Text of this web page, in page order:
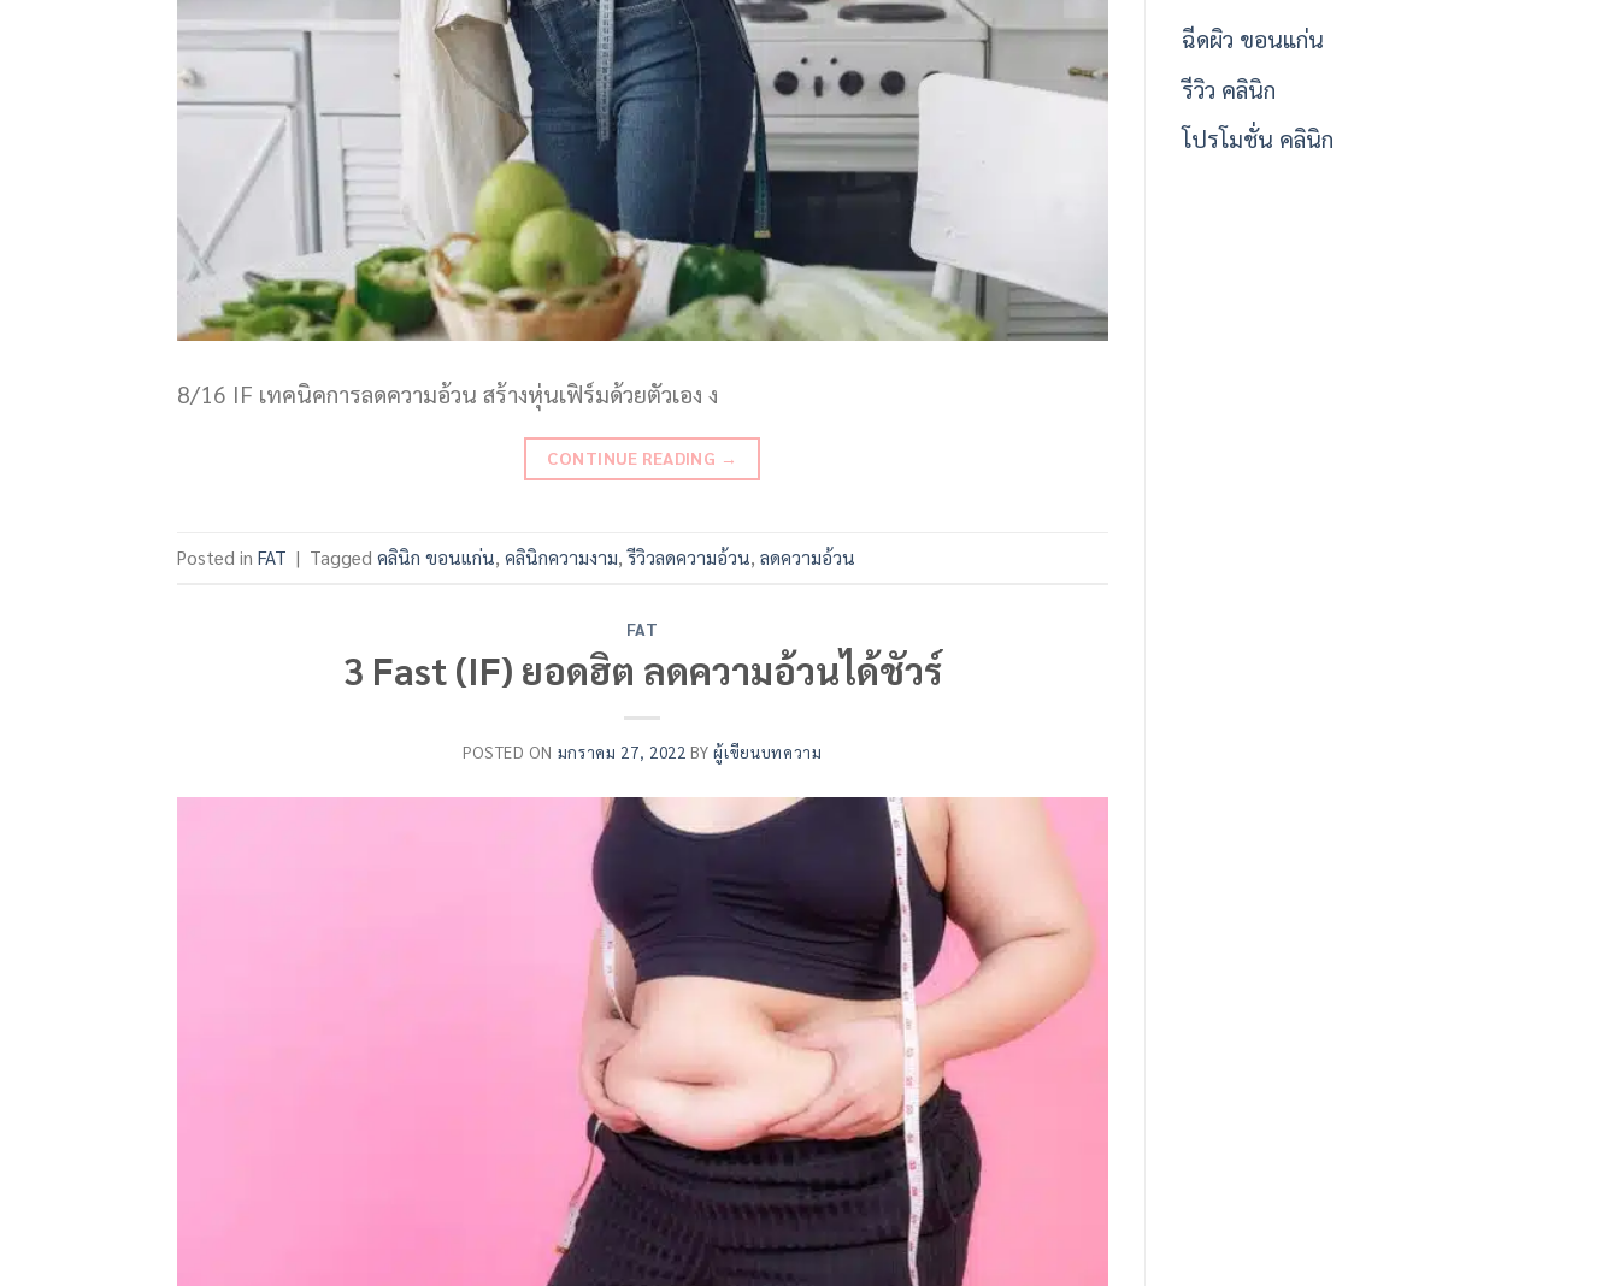
8/16 IF เทคนิคการลดความอ้วน สร้างหุ่นเฟิร์มด้วยตัวเอง ง
CONTINUE READING →
Posted in FAT | Tagged คลินิก ขอนแก่น, คลินิกความงาม,รีวิวลดความอ้วน, ลดความอ้วน
FAT
3 Fast (IF) ยอดฮิต ลดความอ้วนได้ชัวร์
POSTED ON มกราคม 27, 2022 BYผู้เขียนบทความ
ฉีดผิว ขอนแก่น
รีวิว คลินิก
โปรโมชั่น คลินิก